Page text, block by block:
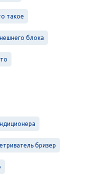
такое
блока
бризер